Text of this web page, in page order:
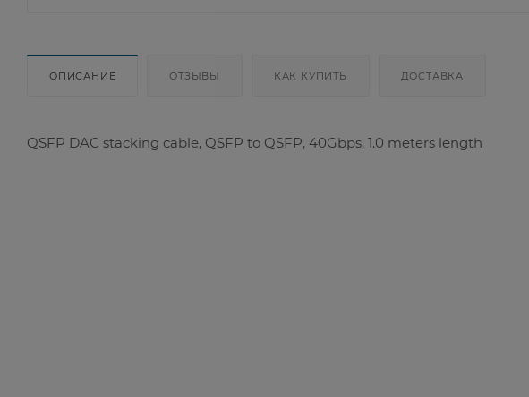
ОПИСАНИЕ ОТЗЫВЫ КАК КУПИТЬ ДОСТАВКА
QSFP DAC stacking cable, QSFP to QSFP, 40Gbps, 1.0 meters length